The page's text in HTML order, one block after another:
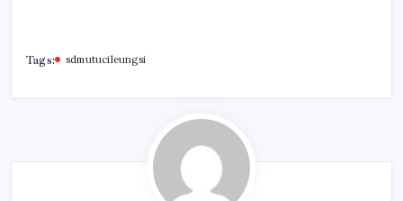
Tags: sdmutucileungsi